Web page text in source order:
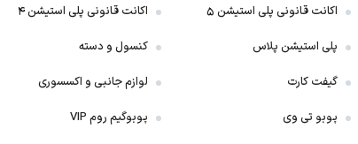
اکانت قانونی پلی استیشن ۵
پلی استیشن پلاس
گیفت کارت
پوبو تی وی
اکانت قانونی پلی استیشن ۴
کنسول و دسته
لوازم جانبی و اکسسوری
پوبوگیم روم VIP